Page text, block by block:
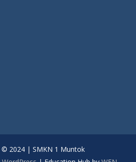
© 2024 | SMKN 1 Muntok